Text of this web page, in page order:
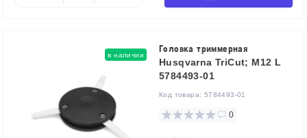
в наличии
Головка триммерная
Husqvarna TriCut; M12 L
5784493-01
Код товара: 5784493-01
0